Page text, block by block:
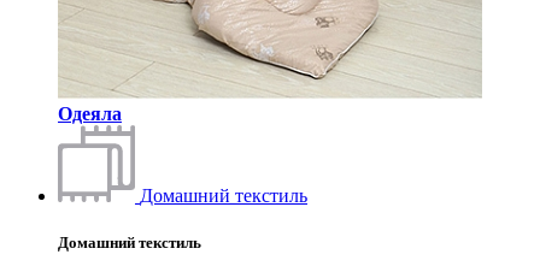
Одеяла
Домашний текстиль
Домашний текстиль